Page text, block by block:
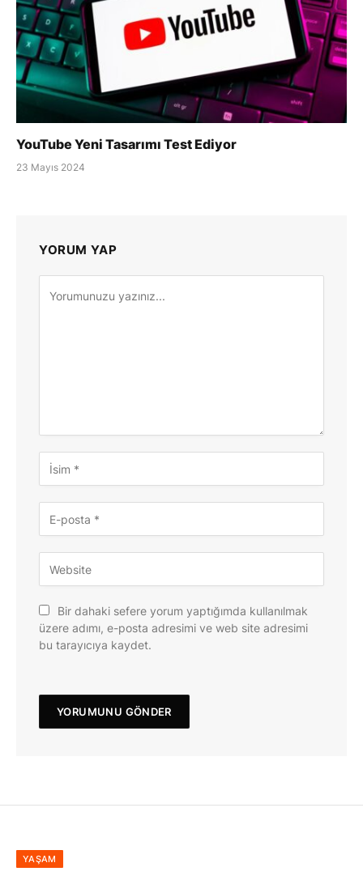
YouTube Yeni Tasarımı Test Ediyor
23 Mayıs 2024
YORUM YAP
Bir dahaki sefere yorum yaptığımda kullanılmak
üzere adımı, e-posta adresimi ve web site adresimi
bu tarayıcıya kaydet.
YAŞAM